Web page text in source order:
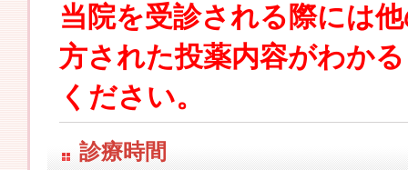
当院を受診される際には
方された投薬内容がわか
ください。
診療時間